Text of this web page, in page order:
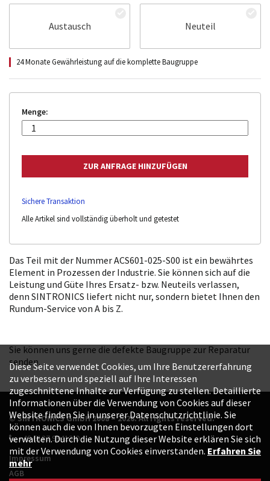
Austausch Neuteil
24 Monate Gewährleistung auf die komplette Baugruppe
Menge:
Sichere Transaktion
Alle Artikel sind vollständig überholt und getestet
Das Teil mit der Nummer ACS601-025-S00 ist ein bewährtes
Element in Prozessen der Industrie. Sie können sich auf die
Leistung und Güte Ihres Ersatz- bzw. Neuteils verlassen,
denn SINTRONICS liefert nicht nur, sondern bietet Ihnen den
Rundum-Service von A bis Z.
Sie können uns gerne die defekte Baugruppe zur Reparatur
senden.
© SINTRONICS GmbH 2008 – 2026. All rights reserved.
+49 6187 99413-0
Impressum
AGB
Diese Seite verwendet Cookies, um Ihre Benutzererfahrung
zu verbessern und speziell auf Ihre Interessen
zugeschnittene Inhalte zur Verfügung zu stellen. Detaillierte
Informationen über die Verwendung von Cookies auf dieser
Website finden Sie in unserer Datenschutzrichtlinie. Sie
können auch die von Ihnen bevorzugten Einstellungen dort
verwalten. Durch die Nutzung dieser Website erklären Sie sich
mit der Verwendung von Cookies einverstanden. Erfahren Sie
mehr